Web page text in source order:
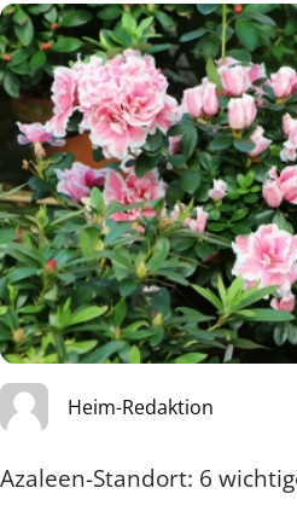
Heim-Redaktion
Azaleen-Standort: 6